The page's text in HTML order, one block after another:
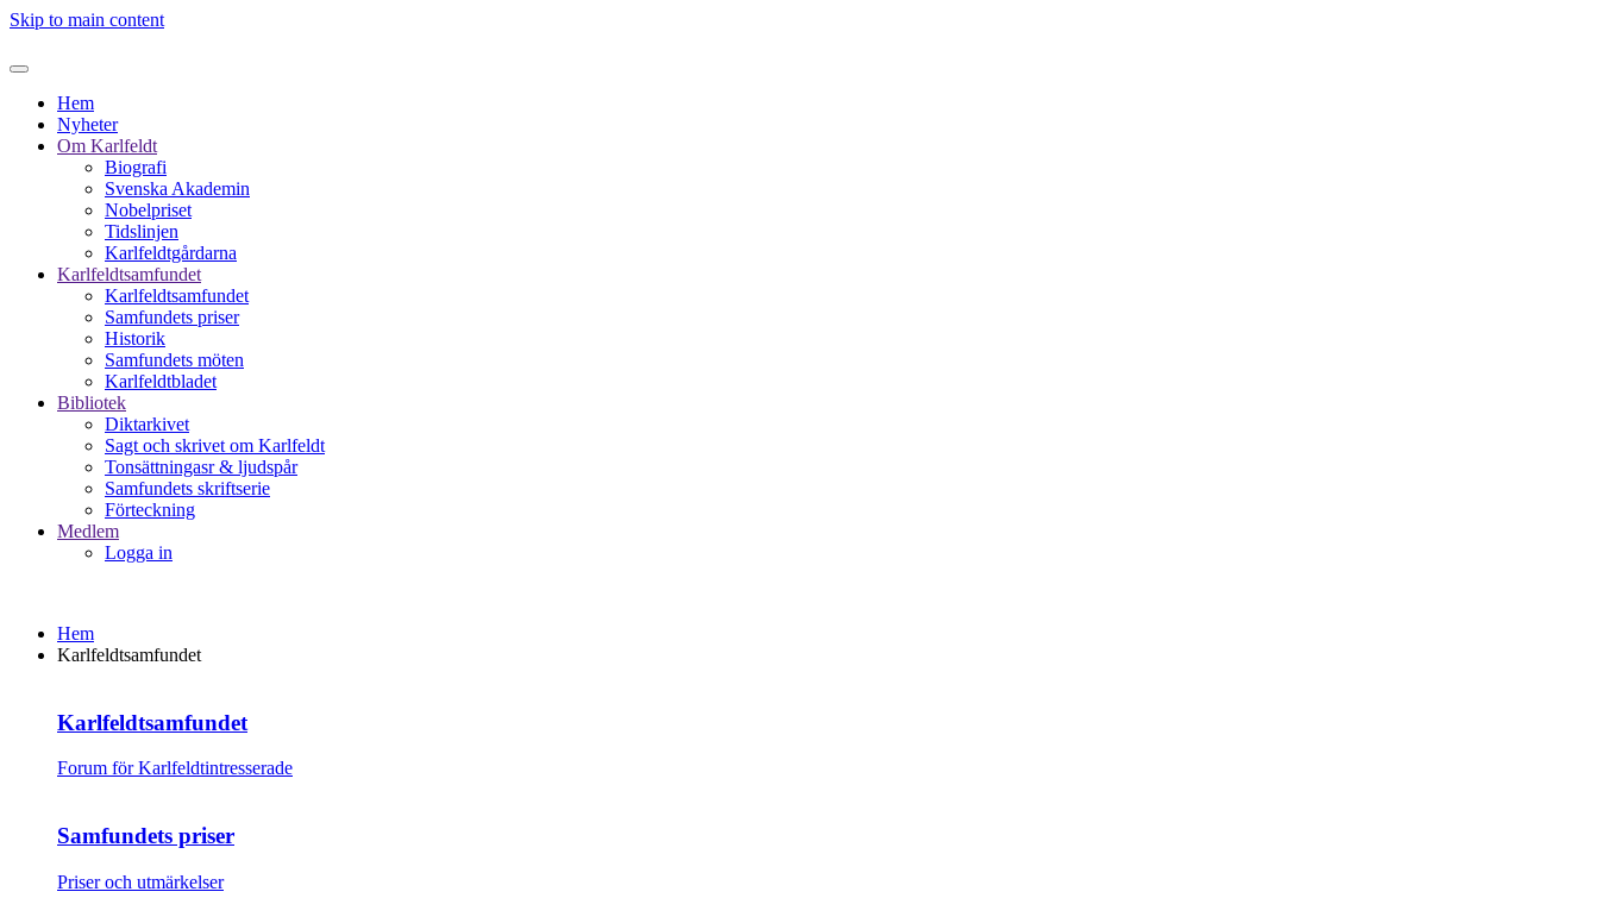
Skip to main content
Hem
Nyheter
Om Karlfeldt
Biografi
Svenska Akademin
Nobelpriset
Tidslinjen
Karlfeldtgårdarna
Karlfeldtsamfundet
Karlfeldtsamfundet
Samfundets priser
Historik
Samfundets möten
Karlfeldtbladet
Bibliotek
Diktarkivet
Sagt och skrivet om Karlfeldt
Tonsättningasr & ljudspår
Samfundets skriftserie
Förteckning
Medlem
Logga in
Hem
Karlfeldtsamfundet
Karlfeldtsamfundet
Forum för Karlfeldtintresserade
Samfundets priser
Priser och utmärkelser